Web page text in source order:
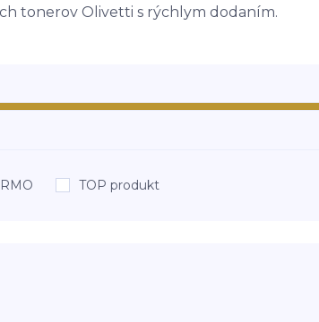
tonerov Olivetti s rýchlym dodaním.
TOP produkt